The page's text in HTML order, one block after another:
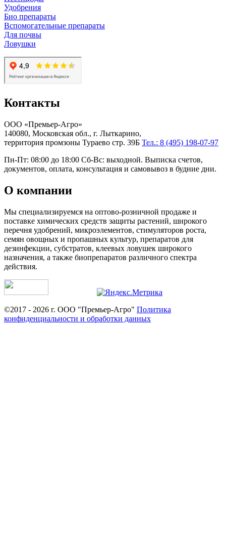
Удобрения
Био препараты
Вспомогательные препараты
Для почвы
Ловушки
Контакты
ООО «Премьер-Агро»
140080, Московская обл., г. Лыткарино,
территория промзоны Тураево стр. 39Б Тел.: 8 (495) 198-07-97
Пн-Пт: 08:00 до 18:00 Сб-Вс: выходной. Выписка счетов,
документов, оплата, консультация и самовывоз в будние дни.
О компании
Мы специализируемся на оптово-розничной продаже и
поставке химических средств защиты растений, широкого
перечня удобрений, микроэлементов, стимуляторов роста,
семян овощных и пропашных культур, препаратов для
дезинфекции, субстратов, клеевых ловушек широкого
назначения, а также биопрепаратов различного спектра
действия.
©2017 - 2026 г. ООО "Премьер-Агро" Политика
конфиденциальности и обработки данных